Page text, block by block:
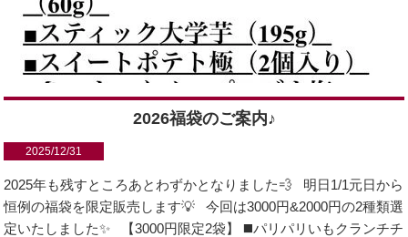
2026福袋のご案内♪
2025/12/31
2025年も残すところあとわずかとなりました💨 明日1/1元日から
恒例の福袋を限定販売します💡 今回は3000円&2000円の2種類選
定いたしました✨ 【3000円限定2袋】 ◼️パリパリいもクランチチ